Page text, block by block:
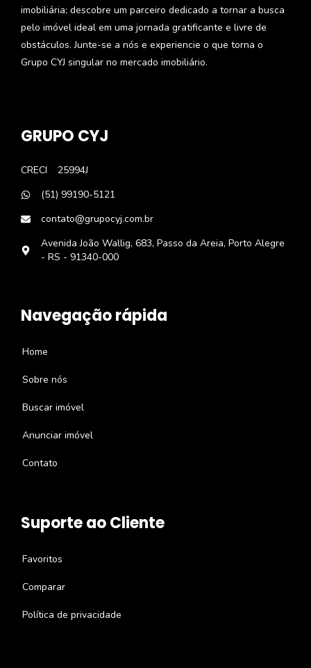
imobiliária; descobre um parceiro dedicado a tornar a busca
pelo imóvel ideal em uma jornada gratificante e livre de
obstáculos. Junte-se a nós e experiencie o que torna o
Grupo CYJ singular no mercado imobiliário.
GRUPO CYJ
CRECI
25994J
(51) 99190-5121
contato@grupocyj.com.br
Avenida João Wallig, 683, Passo da Areia, Porto Alegre
- RS - 91340-000
Navegação rápida
Home
Sobre nós
Buscar imóvel
Anunciar imóvel
Contato
Suporte ao Cliente
Favoritos
Comparar
Política de privacidade